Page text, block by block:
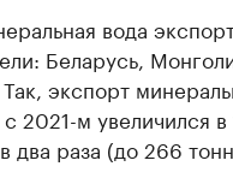
вода
Беларусь,
экспорт
2021-м увеличился в
раза (до 266